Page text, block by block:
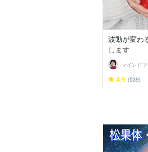
波動が変わ
します
4.9 (539)